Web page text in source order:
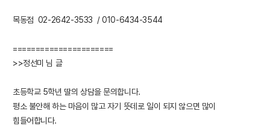
목동점 02-2642-3533 / 010-6434-3544
======================
>>정선미 님 글
초등학교 5학년 딸의 상담을 문의합니다.
평소 불안해 하는 마음이 많고 자기 뜻데로 일이 되지 않으면 많이
힘들어합니다.